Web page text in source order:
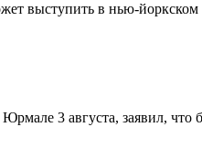
выступить в нью-
3 августа, заявил, что